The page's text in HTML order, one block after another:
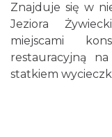
Znajduje się w
Jeziora
miejscami
restauracyjną
statkiem